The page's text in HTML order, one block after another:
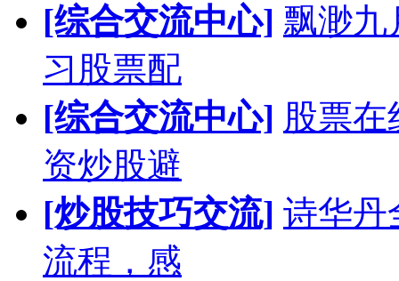
[综合交流中心] 飘渺九
习股票配
[综合交流中心] 股票
资炒股避
[炒股技巧交流] 诗华丹
流程，感